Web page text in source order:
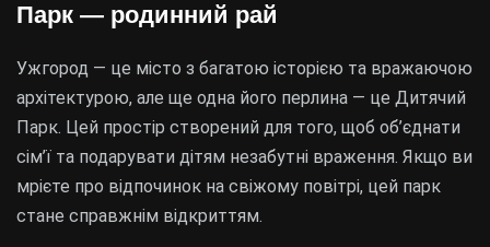
Парк — родинний рай
Ужгород — це місто з багатою історією та вражаючою
архітектурою, але ще одна його перлина — це Дитячий
Парк. Цей простір створений для того, щоб об’єднати
сім’ї та подарувати дітям незабутні враження. Якщо ви
мрієте про відпочинок на свіжому повітрі, цей парк
стане справжнім відкриттям.